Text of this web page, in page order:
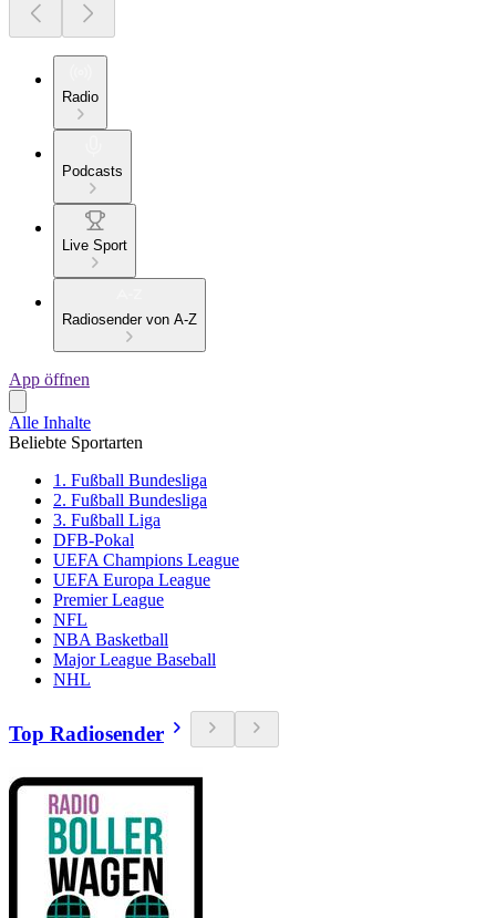
Radio
Podcasts
Live Sport
Radiosender von A-Z
App öffnen
Alle Inhalte
Beliebte Sportarten
1. Fußball Bundesliga
2. Fußball Bundesliga
3. Fußball Liga
DFB-Pokal
UEFA Champions League
UEFA Europa League
Premier League
NFL
NBA Basketball
Major League Baseball
NHL
Top Radiosender